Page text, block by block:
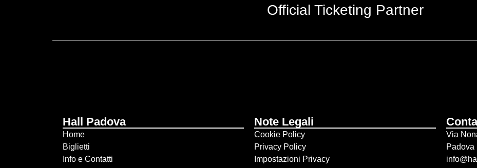
Official Ticketing Partner
Hall Padova
Home
Biglietti
Info e Contatti
Note Legali
Cookie Policy
Privacy Policy
Impostazioni Privacy
Via
Padova